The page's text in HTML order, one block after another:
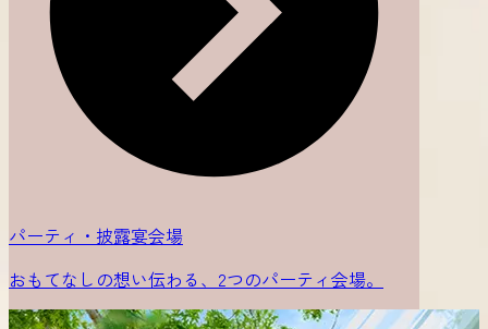
パーティ・披露宴会場
おもてなしの想い伝わる、2つのパーティ会場。